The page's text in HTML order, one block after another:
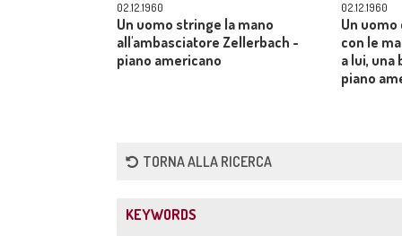
02.12.1960
Un uomo stringe la mano
all'ambasciatore Zellerbach -
piano americano
02.12.1960
Un
con le
a lui, una
piano
TORNA ALLA RICERCA
KEYWORDS